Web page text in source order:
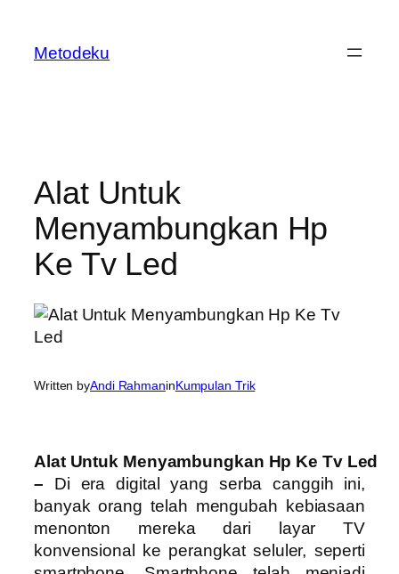
content
Metodeku
Alat Untuk
Menyambungkan Hp
Ke Tv Led
Written byAndi RahmaninKumpulan Trik
A lat Untuk Menyambungkan Hp Ke Tv Led
– Di era digital yang serba canggih ini,
banyak orang telah mengubah kebiasaan
menonton mereka dari layar TV
konvensional ke perangkat seluler, seperti